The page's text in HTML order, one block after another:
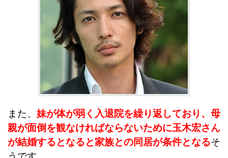
また、 妹が体が弱く入退院を繰り返しており、母
親が面倒を観なければならないために玉木宏さん
が結婚するとなると家族との同居が条件となるそ